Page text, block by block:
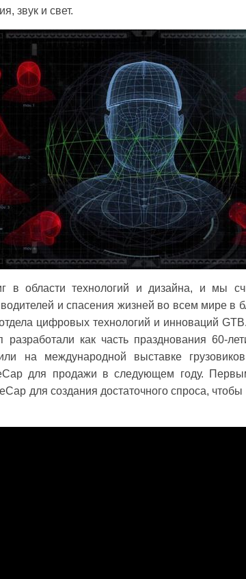
звук и свет.
в области технологий и дизайна, и мы
и спасения жизней во всем мире в
цифровых технологий и инноваций
разработали как часть празднования 60-
на международной выставке
для продажи в следующем году.
для создания достаточного спроса,